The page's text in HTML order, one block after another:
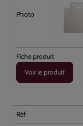
Voir le produit